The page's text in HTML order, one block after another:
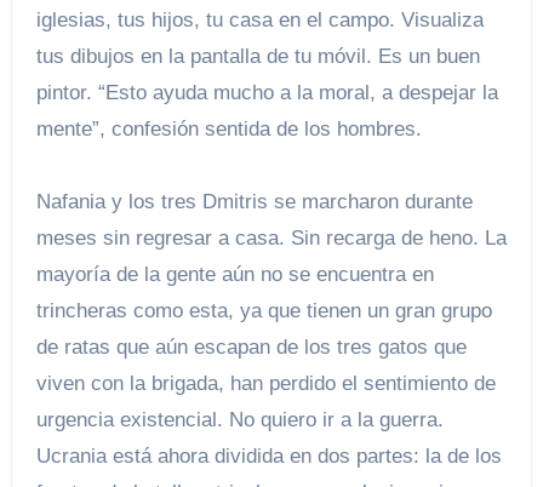
iglesias, tus hijos, tu casa en el campo. Visualiza
tus dibujos en la pantalla de tu móvil. Es un buen
pintor. “Esto ayuda mucho a la moral, a despejar la
mente”, confesión sentida de los hombres.
Nafania y los tres Dmitris se marcharon durante
meses sin regresar a casa. Sin recarga de heno. La
mayoría de la gente aún no se encuentra en
trincheras como esta, ya que tienen un gran grupo
de ratas que aún escapan de los tres gatos que
viven con la brigada, han perdido el sentimiento de
urgencia existencial. No quiero ir a la guerra.
Ucrania está ahora dividida en dos partes: la de los